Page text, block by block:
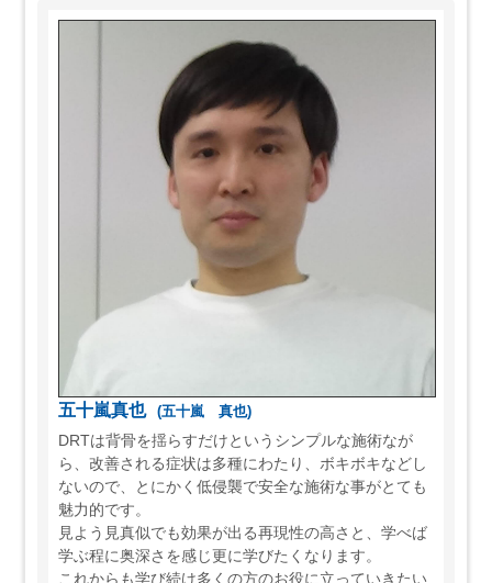
五十嵐真也
(五十嵐 真也)
DRTは背骨を揺らすだけというシンプルな施術なが
ら、改善される症状は多種にわたり、ボキボキなどし
ないので、とにかく低侵襲で安全な施術な事がとても
魅力的です。
見よう見真似でも効果が出る再現性の高さと、学べば
学ぶ程に奥深さを感じ更に学びたくなります。
これからも学び続け多くの方のお役に立っていきたい